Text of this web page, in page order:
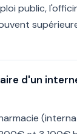
public,
d'un